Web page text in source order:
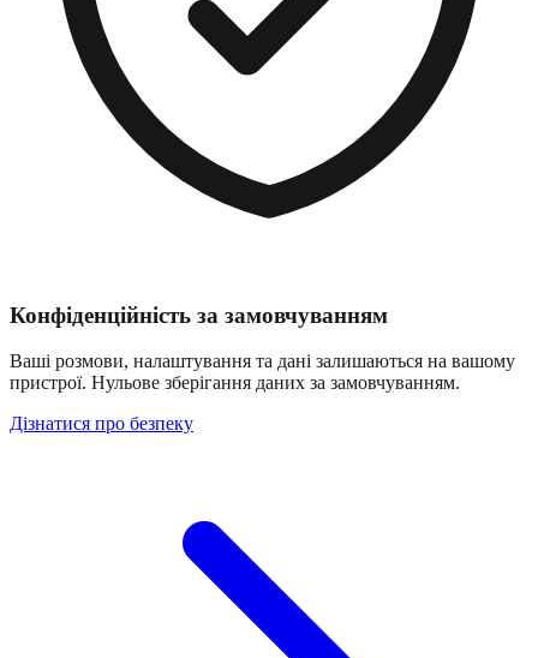
Конфіденційність за замовчуванням
Ваші розмови, налаштування та дані залишаються на вашому
пристрої. Нульове зберігання даних за замовчуванням.
Дізнатися про безпеку